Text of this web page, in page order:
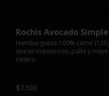
Rochis Avocado Simple
Hamburguesa 100% carne
queso mantecoso, palta y mayo
casera.
$7.500